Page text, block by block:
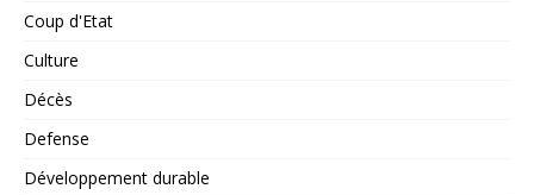
Coup d'Etat
Culture
Décès
Defense
Développement durable